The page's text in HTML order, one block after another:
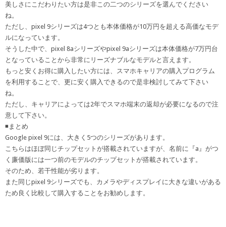
美しさにこだわりたい方は是非この二つのシリーズを選んでください
ね。
ただし、pixel 9シリーズは4つとも本体価格が10万円を超える高価なモデ
ルになっています。
そうした中で、pixel 8aシリーズやpixel 9aシリーズは本体価格が7万円台
となっていることから非常にリーズナブルなモデルと言えます。
もっと安くお得に購入したい方には、スマホキャリアの購入プログラム
を利用することで、更に安く購入できるので是非検討してみて下さい
ね。
ただし、キャリアによっては2年でスマホ端末の返却が必要になるので注
意して下さい。
◾️まとめ
Google pixel 9には、大きく5つのシリーズがあります。
こちらはほぼ同じチップセットが搭載されていますが、名前に『a』がつ
く廉価版には一つ前のモデルのチップセットが搭載されています。
そのため、若干性能が劣ります。
また同じpixel 9シリーズでも、カメラやディスプレイに大きな違いがある
ため良く比較して購入することをお勧めします。